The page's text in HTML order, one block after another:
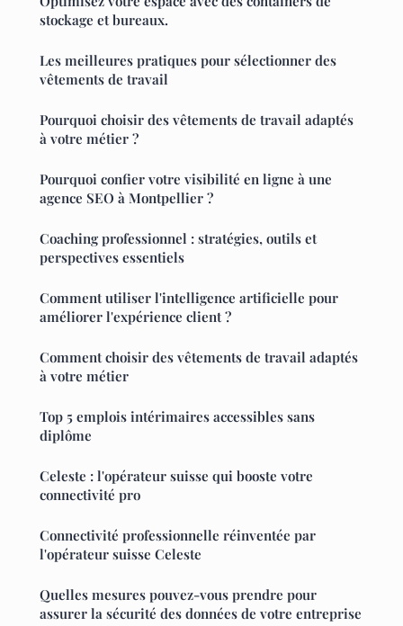
stockage et bureaux.
Les meilleures pratiques pour sélectionner des
vêtements de travail
Pourquoi choisir des vêtements de travail adaptés
à votre métier ?
Pourquoi confier votre visibilité en ligne à une
agence SEO à Montpellier ?
Coaching professionnel : stratégies, outils et
perspectives essentiels
Comment utiliser l'intelligence artificielle pour
améliorer l'expérience client ?
Comment choisir des vêtements de travail adaptés
à votre métier
Top 5 emplois intérimaires accessibles sans
diplôme
Celeste : l'opérateur suisse qui booste votre
connectivité pro
Connectivité professionnelle réinventée par
l'opérateur suisse Celeste
Quelles mesures pouvez-vous prendre pour
assurer la sécurité des données de votre entreprise